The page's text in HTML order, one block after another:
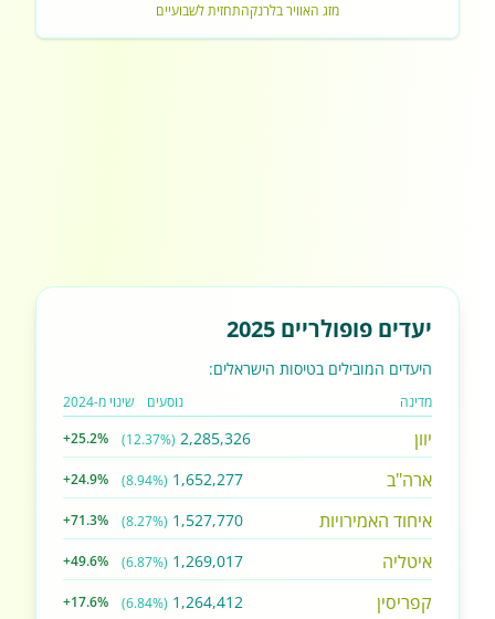
מזג האוויר בלרנקהתחזית לשבועיים
יעדים פופולריים 2025
היעדים המובילים בטיסות הישראלים:
מדינה נוסעים שינוי מ-2024
יוון 2,285,326
(12.37%)
+25.2%
ארה"ב 1,652,277
(8.94%)
+24.9%
איחוד האמירויות 1,527,770
(8.27%)
+71.3%
איטליה 1,269,017
(6.87%)
+49.6%
קפריסין 1,264,412
(6.84%)
+17.6%